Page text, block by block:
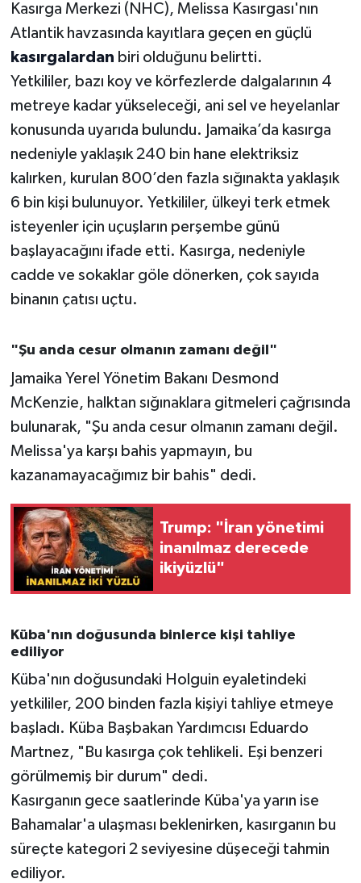
Kasırga Merkezi (NHC), Melissa Kasırgası'nın
Atlantik havzasında kayıtlara geçen en güçlü
kasırgalardan biri olduğunu belirtti.
Yetkililer, bazı koy ve körfezlerde dalgalarının 4
metreye kadar yükseleceği, ani sel ve heyelanlar
konusunda uyarıda bulundu. Jamaika’da kasırga
nedeniyle yaklaşık 240 bin hane elektriksiz
kalırken, kurulan 800’den fazla sığınakta yaklaşık
6 bin kişi bulunuyor. Yetkililer, ülkeyi terk etmek
isteyenler için uçuşların perşembe günü
başlayacağını ifade etti. Kasırga, nedeniyle
cadde ve sokaklar göle dönerken, çok sayıda
binanın çatısı uçtu.
"Şu anda cesur olmanın zamanı değil"
Jamaika Yerel Yönetim Bakanı Desmond
McKenzie, halktan sığınaklara gitmeleri çağrısında
bulunarak, "Şu anda cesur olmanın zamanı değil.
Melissa'ya karşı bahis yapmayın, bu
kazanamayacağımız bir bahis" dedi.
Trump: "İran yönetimi
inanılmaz derecede
ikiyüzlü"
Küba'nın doğusunda binlerce kişi tahliye
ediliyor
Küba'nın doğusundaki Holguin eyaletindeki
yetkililer, 200 binden fazla kişiyi tahliye etmeye
başladı. Küba Başbakan Yardımcısı Eduardo
Martnez, "Bu kasırga çok tehlikeli. Eşi benzeri
görülmemiş bir durum" dedi.
Kasırganın gece saatlerinde Küba'ya yarın ise
Bahamalar'a ulaşması beklenirken, kasırganın bu
süreçte kategori 2 seviyesine düşeceği tahmin
ediliyor.